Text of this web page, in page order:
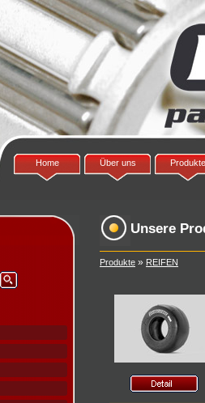
Home Über uns Produkte
Unsere
Produkte » REIFEN